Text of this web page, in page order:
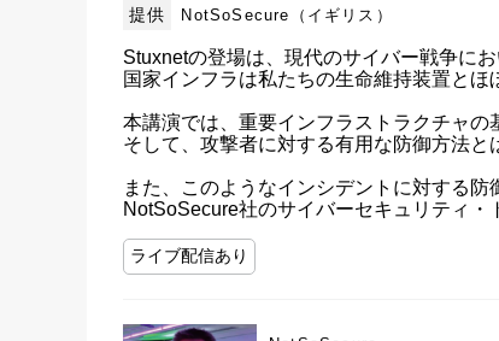
提供 NotSoSecure（イギリス）
Stuxnetの登場は、現代のサイバー戦争に
国家インフラは私たちの生命維持装置とほ
本講演では、重要インフラストラクチャ
そして、攻撃者に対する有用な防御方法
また、このようなインシデントに対する
NotSoSecure社のサイバーセキュリティ・
ライブ配信あり